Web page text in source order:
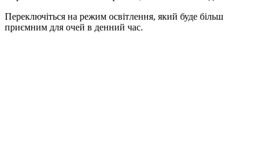
Переключіться на режим освітлення, який буде більш
приємним для очей в денний час.